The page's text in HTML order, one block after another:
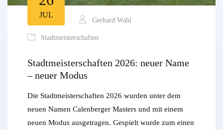
JUL
Gerhard Wahl
Stadtmeisterschaften
Stadtmeisterschaften 2026: neuer Name
– neuer Modus
Die Stadtmeisterschaften 2026 wurden unter dem
neuen Namen Calenberger Masters und mit einem
neuen Modus ausgetragen. Gespielt wurde zum einen